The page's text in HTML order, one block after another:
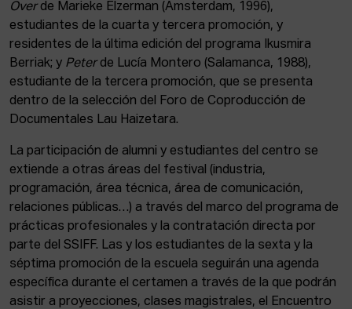
Overde Marieke Elzerman (Amsterdam, 1996),
estudiantes de la cuarta y tercera promoción, y
residentes de la última edición del programa Ikusmira
Berriak; y Peterde Lucía Montero (Salamanca, 1988),
estudiante de la tercera promoción, que se presenta
dentro de la selección del Foro de Coproducción de
Documentales Lau Haizetara.
La participación de alumni y estudiantes del centro se
extiende a otras áreas del festival (industria,
programación, área técnica, área de comunicación,
relaciones públicas…) a través del marco del programa de
prácticas profesionales y la contratación directa por
parte del SSIFF. Las y los estudiantes de la sexta y la
séptima promoción de la escuela seguirán una agenda
específica durante el certamen a través de la que podrán
asistir a proyecciones, clases magistrales, el Encuentro